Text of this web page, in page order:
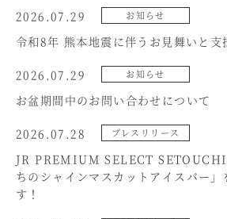
2026.07.29 お知らせ
令和8年 熊本地震に伴うお見舞いと支
2026.07.29 お知らせ
お盆期間中のお問い合わせについて
2026.07.28 プレスリリース
JR PREMIUM SELECT SETOUCHI
ちのシャインマスカットアイスバー」
す！